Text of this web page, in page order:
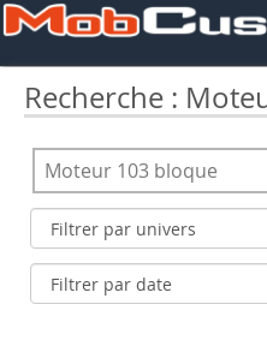
Recherche :